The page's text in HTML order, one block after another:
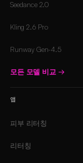
Seedance 2.0
Kling 2.6 Pro
Runway Gen-4.5
모든 모델 비교 →
앱
피부 리터칭
리터칭